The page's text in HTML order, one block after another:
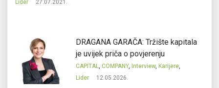
Lider 27.07.2021.
DRAGANA GARAČA: Tržište kapitala
je uvijek priča o povjerenju
CAPITAL, COMPANY, Interview, Karijere,
Lider
12.05.2026.